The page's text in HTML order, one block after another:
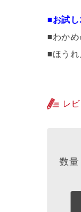
■お試
■わか
■ほう
レ